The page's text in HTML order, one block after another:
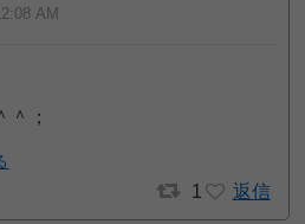
AM
＾；
1 返信